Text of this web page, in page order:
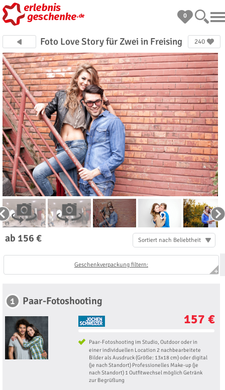
0
Foto Love Story für Zwei in Freising 240
ab 156 € Sortiert nach Beliebtheit
Geschenkverpackung filtern:
1 Paar-Fotoshooting
157 €
Paar-Fotoshooting im Studio, Outdoor oder in
einer individuellen Location 2 nachbearbeitete
Bilder als Ausdruck (Größe: 13x18 cm) oder digital
(je nach Standort) Professionelles Make-up (je
nach Standort) 1 Outfitwechsel möglich Getränk
zur Begrüßung